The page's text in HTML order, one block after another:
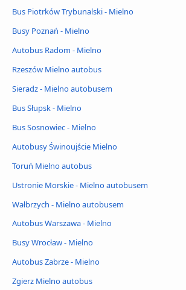
Bus Piotrków Trybunalski - Mielno
Busy Poznań - Mielno
Autobus Radom - Mielno
Rzeszów Mielno autobus
Sieradz - Mielno autobusem
Bus Słupsk - Mielno
Bus Sosnowiec - Mielno
Autobusy Świnoujście Mielno
Toruń Mielno autobus
Ustronie Morskie - Mielno autobusem
Wałbrzych - Mielno autobusem
Autobus Warszawa - Mielno
Busy Wrocław - Mielno
Autobus Zabrze - Mielno
Zgierz Mielno autobus